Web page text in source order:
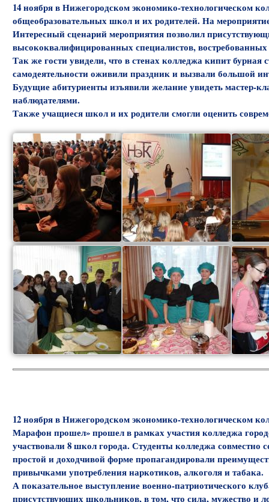
14 ноября в Нижегородском экономико-технологическом
общеобразовательных школ и их родителей. На
Интересный сценарий мероприятия позволил
высококвалифицированных специалистов,
Так же гости увидели, что в стенах колледжа кипит
самодеятельности оживили праздник и вызвали большой
Будущие абитуриенты изъявили желание увидеть мастер-
наблюдателями.
Также учащиеся школ и их родители смогли оценить
12 ноября в Нижегородском экономико-технологическом
Марафон прошел» прошел в рамках участия колледжа
участвовали 8 школ города. Студенты колледжа
простой и доходчивой форме пропагандировали
привычками употребления наркотиков, алкоголя и табака.
А показательное выступление военно-патриотического
присутствующих школьников, в том, что сила, мужество и